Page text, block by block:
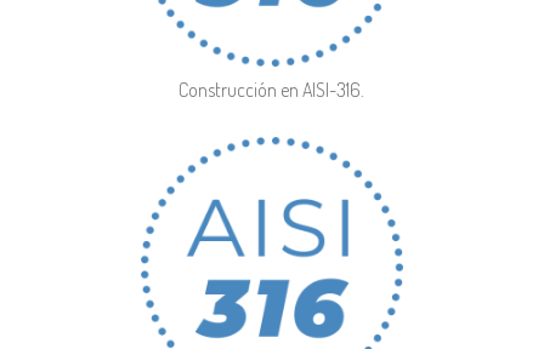
Construcción en AISI-316.